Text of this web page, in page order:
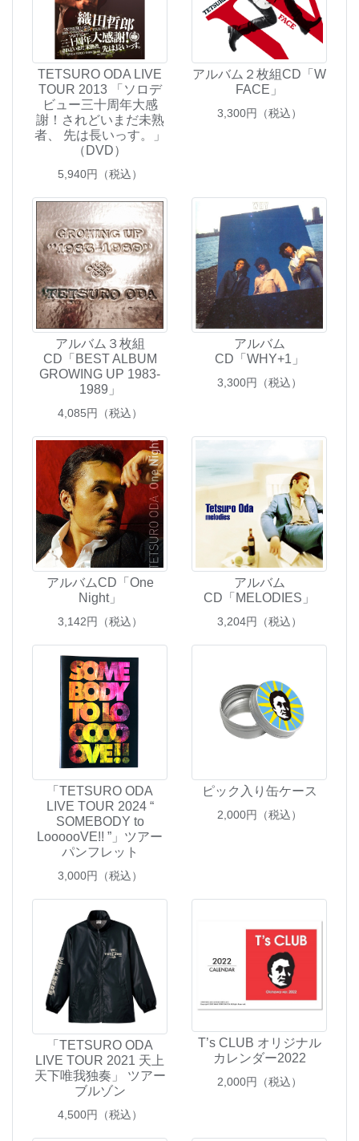
TETSURO ODA LIVE
TOUR 2013 「ソロデ
ビュー三十周年大感
謝！されどいまだ未熟
者、 先は長いっす。」
（DVD）
5,940円（税込）
アルバム２枚組CD「W
FACE」
3,300円（税込）
アルバム３枚組
CD「BEST ALBUM
GROWING UP 1983-
1989」
4,085円（税込）
アルバム
CD「WHY+1」
3,300円（税込）
アルバムCD「One
Night」
3,142円（税込）
アルバム
CD「MELODIES」
3,204円（税込）
「TETSURO ODA
LIVE TOUR 2024 “
SOMEBODY to
LoooooVE!! ”」ツアー
パンフレット
3,000円（税込）
ピック入り缶ケース
2,000円（税込）
「TETSURO ODA
LIVE TOUR 2021 天上
天下唯我独奏」 ツアー
ブルゾン
4,500円（税込）
T’s CLUB オリジナル
カレンダー2022
2,000円（税込）